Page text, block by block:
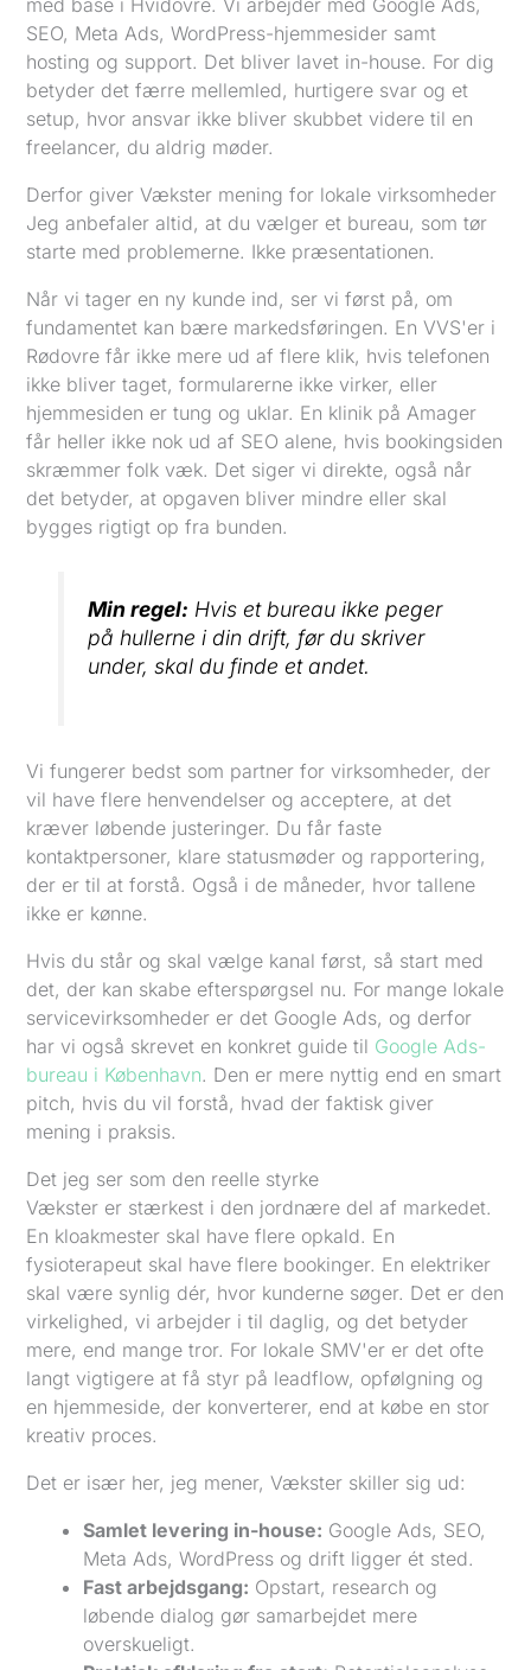
SEO, Meta Ads, WordPress-hjemmesider samt
hosting og support. Det bliver lavet in-house. For dig
betyder det færre mellemled, hurtigere svar og et
setup, hvor ansvar ikke bliver skubbet videre til en
freelancer, du aldrig møder.
Derfor giver Vækster mening for lokale virksomheder
Jeg anbefaler altid, at du vælger et bureau, som tør
starte med problemerne. Ikke præsentationen.
Når vi tager en ny kunde ind, ser vi først på, om
fundamentet kan bære markedsføringen. En VVS'er i
Rødovre får ikke mere ud af flere klik, hvis telefonen
ikke bliver taget, formularerne ikke virker, eller
hjemmesiden er tung og uklar. En klinik på Amager
får heller ikke nok ud af SEO alene, hvis bookingsiden
skræmmer folk væk. Det siger vi direkte, også når
det betyder, at opgaven bliver mindre eller skal
bygges rigtigt op fra bunden.
Min regel: Hvis et bureau ikke peger
på hullerne i din drift, før du skriver
under, skal du finde et andet.
Vi fungerer bedst som partner for virksomheder, der
vil have flere henvendelser og acceptere, at det
kræver løbende justeringer. Du får faste
kontaktpersoner, klare statusmøder og rapportering,
der er til at forstå. Også i de måneder, hvor tallene
ikke er kønne.
Hvis du står og skal vælge kanal først, så start med
det, der kan skabe efterspørgsel nu. For mange lokale
servicevirksomheder er det Google Ads, og derfor
har vi også skrevet en konkret guide til Google Ads-
bureau i København. Den er mere nyttig end en smart
pitch, hvis du vil forstå, hvad der faktisk giver
mening i praksis.
Det jeg ser som den reelle styrke
Vækster er stærkest i den jordnære del af markedet.
En kloakmester skal have flere opkald. En
fysioterapeut skal have flere bookinger. En elektriker
skal være synlig dér, hvor kunderne søger. Det er den
virkelighed, vi arbejder i til daglig, og det betyder
mere, end mange tror. For lokale SMV'er er det ofte
langt vigtigere at få styr på leadflow, opfølgning og
en hjemmeside, der konverterer, end at købe en stor
kreativ proces.
Det er især her, jeg mener, Vækster skiller sig ud:
Samlet levering in-house: Google Ads, SEO,
Meta Ads, WordPress og drift ligger ét sted.
Fast arbejdsgang: Opstart, research og
løbende dialog gør samarbejdet mere
overskueligt.